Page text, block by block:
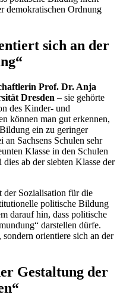
demokratischen Ordnung
sich an der
Prof. Dr. Anja
Dresden – sie gehörte
des Kinder- und
können man gut erkennen,
ein zu geringer
an Sachsens Schulen sehr
Klasse in den Schulen
ab der siebten Klasse der
Sozialisation für die
politische Bildung
darauf hin, dass politische
darstellen dürfe.
orientiere sich an der
Gestaltung der